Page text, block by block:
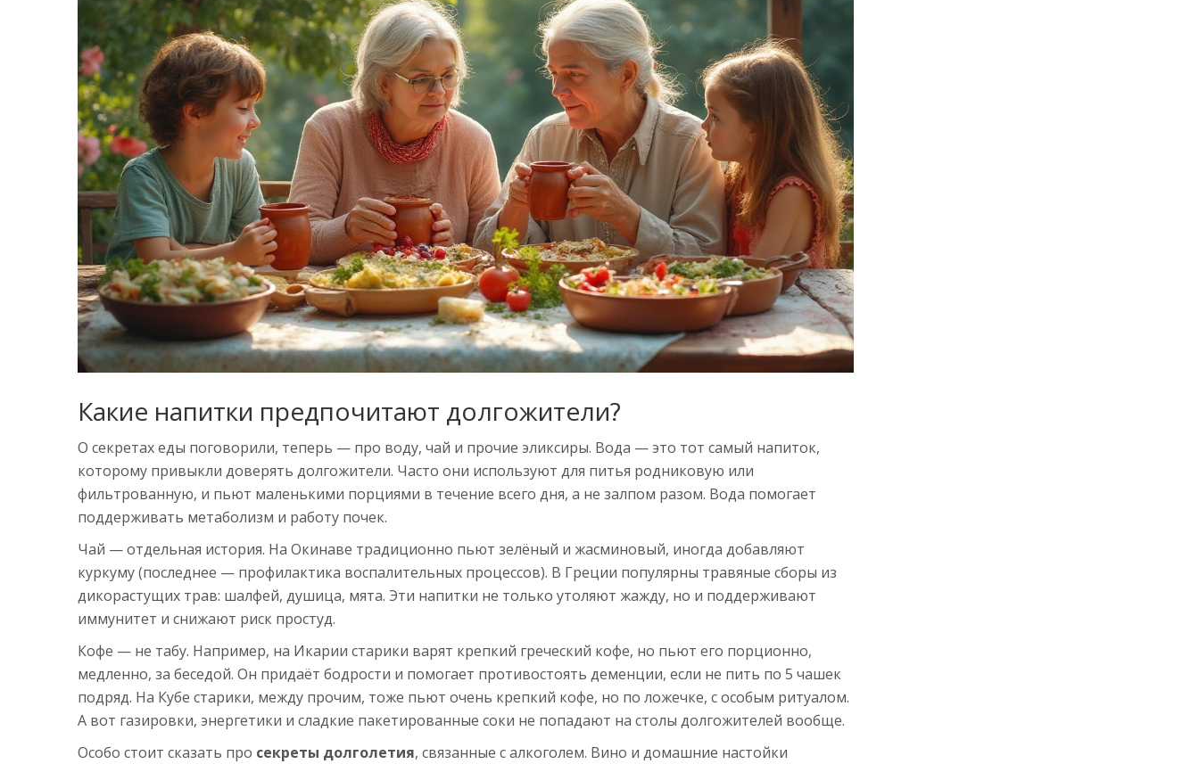
Какие напитки предпочитают долгожители?
О секретах еды поговорили, теперь — про воду, чай и прочие эликсиры. Вода — это тот самый напиток,
которому привыкли доверять долгожители. Часто они используют для питья родниковую или
фильтрованную, и пьют маленькими порциями в течение всего дня, а не залпом разом. Вода помогает
поддерживать метаболизм и работу почек.
Чай — отдельная история. На Окинаве традиционно пьют зелёный и жасминовый, иногда добавляют
куркуму (последнее — профилактика воспалительных процессов). В Греции популярны травяные сборы из
дикорастущих трав: шалфей, душица, мята. Эти напитки не только утоляют жажду, но и поддерживают
иммунитет и снижают риск простуд.
Кофе — не табу. Например, на Икарии старики варят крепкий греческий кофе, но пьют его порционно,
медленно, за беседой. Он придаёт бодрости и помогает противостоять деменции, если не пить по 5 чашек
подряд. На Кубе старики, между прочим, тоже пьют очень крепкий кофе, но по ложечке, с особым ритуалом.
А вот газировки, энергетики и сладкие пакетированные соки не попадают на столы долгожителей вообще.
Особо стоит сказать про секреты долголетия, связанные с алкоголем. Вино и домашние настойки